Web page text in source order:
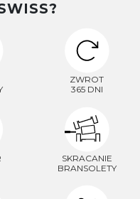
ZWROT
365 DNI
SKRACANIE
BRANSOLETY